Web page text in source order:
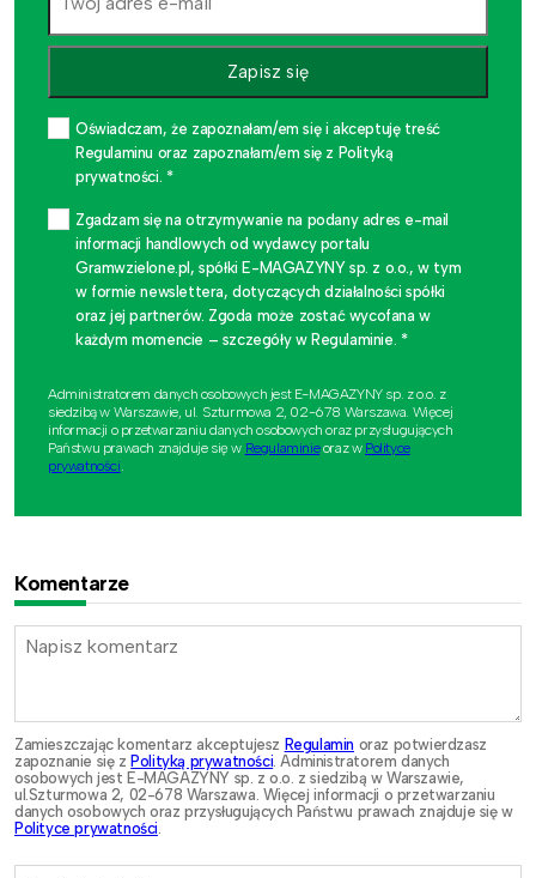
Zapisz się
Oświadczam, że zapoznałam/em się i akceptuję treść
Regulaminu oraz zapoznałam/em się z Polityką
prywatności. *
Zgadzam się na otrzymywanie na podany adres e-mail
informacji handlowych od wydawcy portalu
Gramwzielone.pl, spółki E-MAGAZYNY sp. z o.o., w tym
w formie newslettera, dotyczących działalności spółki
oraz jej partnerów. Zgoda może zostać wycofana w
każdym momencie – szczegóły w Regulaminie. *
Administratorem danych osobowych jest E-MAGAZYNY sp. z o.o. z
siedzibą w Warszawie, ul. Szturmowa 2, 02-678 Warszawa. Więcej
informacji o przetwarzaniu danych osobowych oraz przysługujących
Państwu prawach znajduje się w Regulaminieoraz w Polityce
prywatności.
Komentarze
Zamieszczając komentarz akceptujesz Regulamin oraz potwierdzasz
zapoznanie się zPolityką prywatności . Administratorem danych
osobowych jest E-MAGAZYNY sp. z o.o. z siedzibą w Warszawie,
ul.Szturmowa 2, 02-678 Warszawa. Więcej informacji o przetwarzaniu
danych osobowych oraz przysługujących Państwu prawach znajduje się w
Polityce prywatności